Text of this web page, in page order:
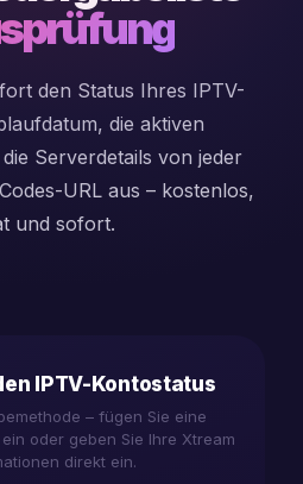
den Status Ihres IPTV-
die aktiven
Serverdetails von jeder
URL aus – kostenlos,
und sofort.
IPTV-Kontostatus
– fügen Sie eine
oder geben Sie Ihre Xtream
direkt ein.